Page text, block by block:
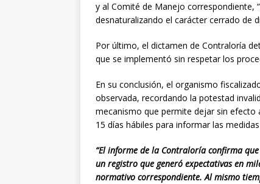
y al Comité de Manejo correspondiente,
desnaturalizando el carácter cerrado de
Por último, el dictamen de Contraloría
que se implementó sin respetar los
En su conclusión, el organismo
observada, recordando la potestad
mecanismo que permite dejar sin
15 días hábiles para informar las
“El informe de la Contraloría confirma
un registro que generó expectativas en
normativo correspondiente. Al mismo